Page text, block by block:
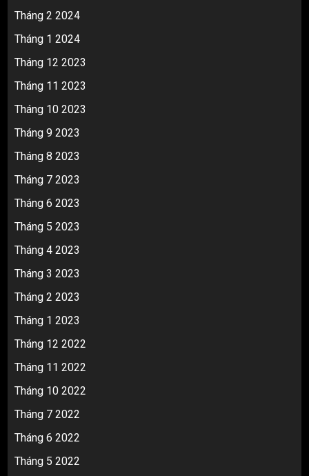
Tháng 2 2024
Tháng 1 2024
Tháng 12 2023
Tháng 11 2023
Tháng 10 2023
Tháng 9 2023
Tháng 8 2023
Tháng 7 2023
Tháng 6 2023
Tháng 5 2023
Tháng 4 2023
Tháng 3 2023
Tháng 2 2023
Tháng 1 2023
Tháng 12 2022
Tháng 11 2022
Tháng 10 2022
Tháng 7 2022
Tháng 6 2022
Tháng 5 2022